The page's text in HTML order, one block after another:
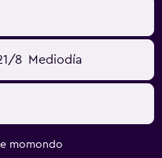
8 Mediodía
momondo